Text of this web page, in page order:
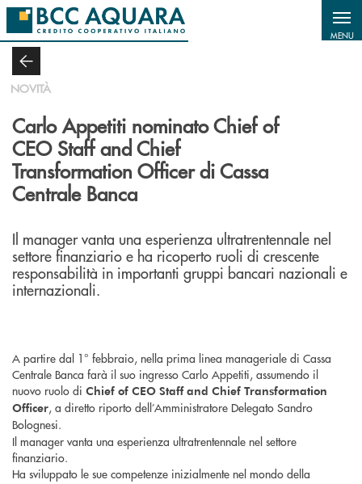
Salta al contenuto principale
MENU
NOVITÀ
Carlo Appetiti nominato Chief of
CEO Staff and Chief
Transformation Officer di Cassa
Centrale Banca
Il manager vanta una esperienza ultratrentennale nel
settore finanziario e ha ricoperto ruoli di crescente
responsabilità in importanti gruppi bancari nazionali e
internazionali.
A partire dal 1° febbraio, nella prima linea manageriale di Cassa
Centrale Banca farà il suo ingresso Carlo Appetiti, assumendo il
nuovo ruolo di Chief of CEO Staff and Chief Transformation
Officer, a diretto riporto dell’Amministratore Delegato Sandro
Bolognesi.
Il manager vanta una esperienza ultratrentennale nel settore
finanziario.
Ha sviluppato le sue competenze inizialmente nel mondo della